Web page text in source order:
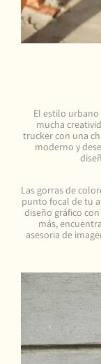
El estilo
mucha
trucker con una
moderno y
Las gorras de
punto focal de tu
diseño gráfico
más,
asesoria de